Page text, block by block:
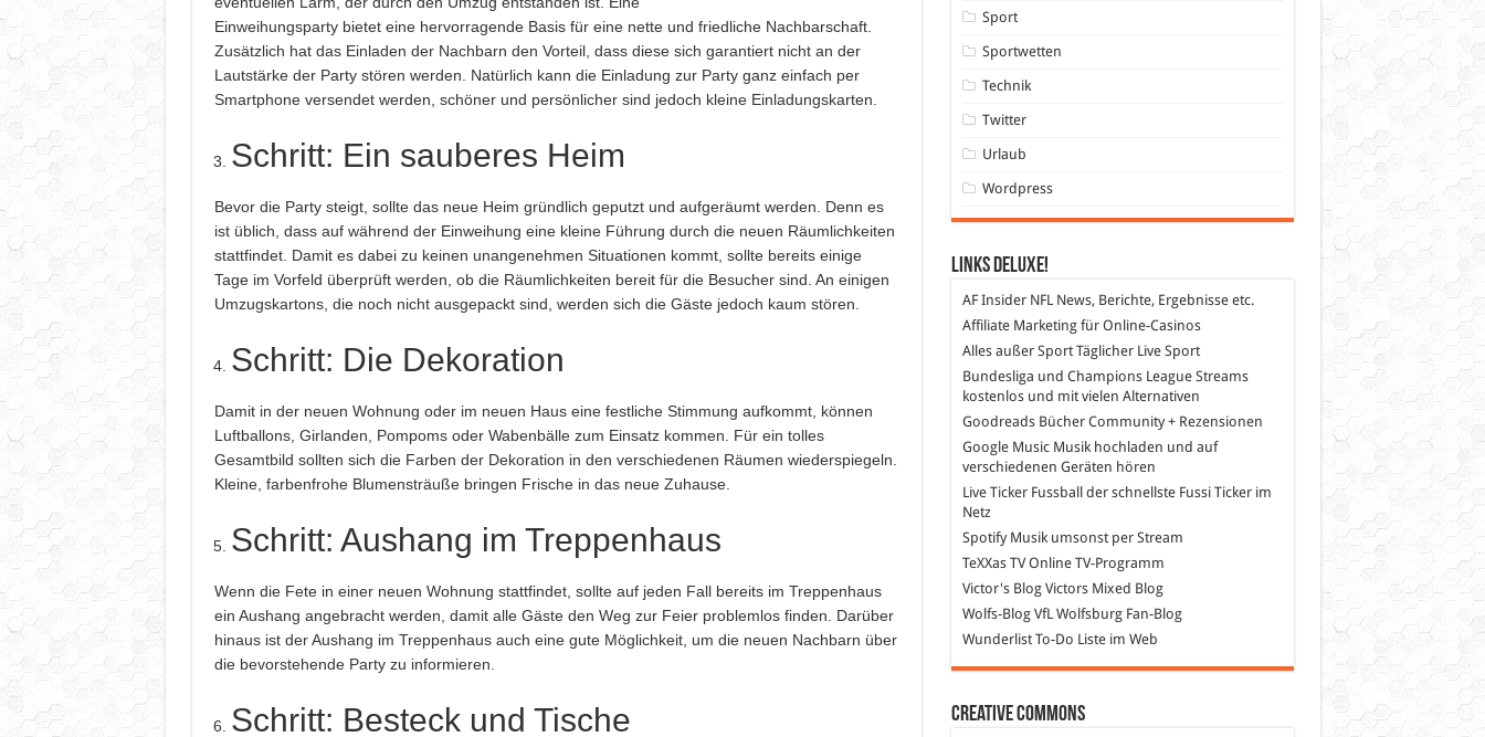
Einweihungsparty bietet eine hervorragende Basis für eine nette und friedliche Nachbarschaft.
Zusätzlich hat das Einladen der Nachbarn den Vorteil, dass diese sich garantiert nicht an der
Lautstärke der Party stören werden. Natürlich kann die Einladung zur Party ganz einfach per
Smartphone versendet werden, schöner und persönlicher sind jedoch kleine Einladungskarten.
Schritt: Ein sauberes Heim
Bevor die Party steigt, sollte das neue Heim gründlich geputzt und aufgeräumt werden. Denn es
ist üblich, dass auf während der Einweihung eine kleine Führung durch die neuen Räumlichkeiten
stattfindet. Damit es dabei zu keinen unangenehmen Situationen kommt, sollte bereits einige
Tage im Vorfeld überprüft werden, ob die Räumlichkeiten bereit für die Besucher sind. An einigen
Umzugskartons, die noch nicht ausgepackt sind, werden sich die Gäste jedoch kaum stören.
Schritt: Die Dekoration
Damit in der neuen Wohnung oder im neuen Haus eine festliche Stimmung aufkommt, können
Luftballons, Girlanden, Pompoms oder Wabenbälle zum Einsatz kommen. Für ein tolles
Gesamtbild sollten sich die Farben der Dekoration in den verschiedenen Räumen wiederspiegeln.
Kleine, farbenfrohe Blumensträuße bringen Frische in das neue Zuhause.
Schritt: Aushang im Treppenhaus
Wenn die Fete in einer neuen Wohnung stattfindet, sollte auf jeden Fall bereits im Treppenhaus
ein Aushang angebracht werden, damit alle Gäste den Weg zur Feier problemlos finden. Darüber
hinaus ist der Aushang im Treppenhaus auch eine gute Möglichkeit, um die neuen Nachbarn über
die bevorstehende Party zu informieren.
Schritt: Besteck und Tische
Sport
Sportwetten
Technik
Twitter
Urlaub
Wordpress
Links DeLuXe!
AF InsiderNFL News, Berichte, Ergebnisse etc.
Affiliate Marketingfür Online-Casinos
Alles außer SportTäglicher Live Sport
Bundesliga und Champions League Streams
kostenlos und mit vielen Alternativen
GoodreadsBücher Community + Rezensionen
Google MusicMusik hochladen und auf
verschiedenen Geräten hören
Live Ticker Fussball
der schnellste Fussi Ticker im
Netz
SpotifyMusik umsonst per Stream
TeXXas TVOnline TV-Programm
Victor's BlogVictors Mixed Blog
Wolfs-BlogVfL Wolfsburg Fan-Blog
WunderlistTo-Do Liste im Web
Creative Commons